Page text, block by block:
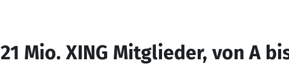
21 Mio. XING Mitglieder, von A